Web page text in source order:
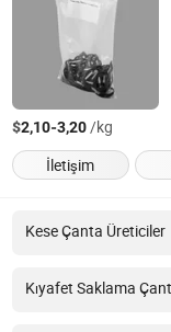
$2,10-3,20/kg
İletişim
Kese Çanta Üreticiler